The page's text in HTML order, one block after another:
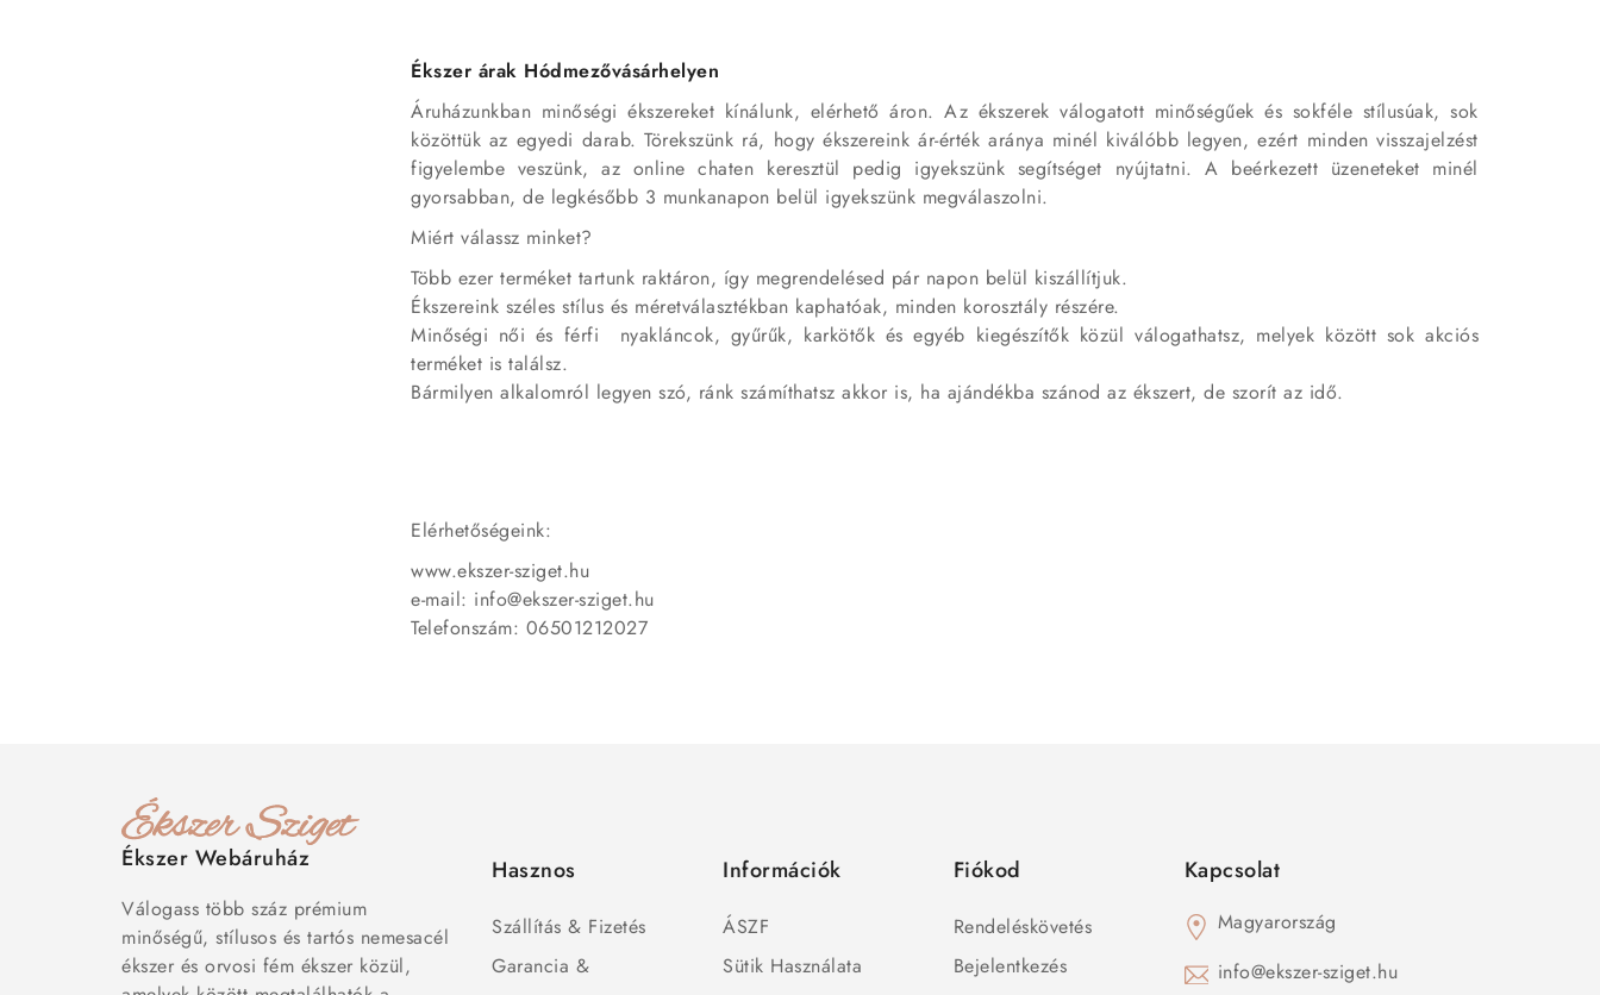
Ékszer árak Hódmezővásárhelyen
Áruházunkban minőségi ékszereket kínálunk, elérhető áron. Az ékszerek válogatott minőségűek és sokféle stílusúak, sok
közöttük az egyedi darab. Törekszünk rá, hogy ékszereink ár-érték aránya minél kiválóbb legyen, ezért minden visszajelzést
figyelembe veszünk, az online chaten keresztül pedig igyekszünk segítséget nyújtatni. A beérkezett üzeneteket minél
gyorsabban, de legkésőbb 3 munkanapon belül igyekszünk megválaszolni.
Miért válassz minket?
Több ezer terméket tartunk raktáron, így megrendelésed pár napon belül kiszállítjuk.
Ékszereink széles stílus és méretválasztékban kaphatóak, minden korosztály részére.
Minőségi női és férfi nyakláncok, gyűrűk, karkötők és egyéb kiegészítők közül válogathatsz, melyek között sok akciós
terméket is találsz.
Bármilyen alkalomról legyen szó, ránk számíthatsz akkor is, ha ajándékba szánod az ékszert, de szorít az idő.
Elérhetőségeink:
www.ekszer-sziget.hu
e-mail: info@ekszer-sziget.hu
Telefonszám: 06501212027
Ékszer Webáruház
Válogass több száz prémium
minőségű, stílusos és tartós nemesacél
ékszer és orvosi fém ékszer közül,
Hasznos
Szállítás & Fizetés
Garancia &
Információk
ÁSZF
Sütik Használata
Fiókod
Rendeléskövetés
Bejelentkezés
Kapcsolat
Magyarország
info@ekszer-sziget.hu